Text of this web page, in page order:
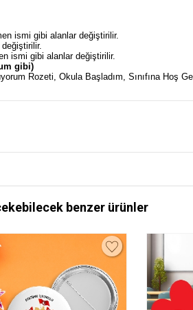
ismi gibi alanlar değiştirilir.
ismi gibi alanlar değiştirilir.
gibi)
Rozeti, Okula Başladım, Sınıfına Hoş
benzer ürünler